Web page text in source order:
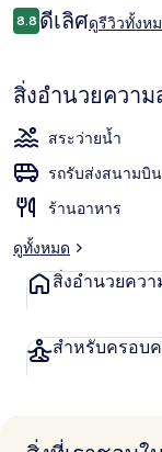
รีวิว
8.88.8 จาก 10
ดีเลิศดูรีวิวทั้งห
สิ่งอำนวยควา
สระว่ายน้ำ
รถรับส่งสนามบิน
ร้านอาหาร
ดูทั้งหมด
สิ่งอำนวยคว
สำหรับครอบ